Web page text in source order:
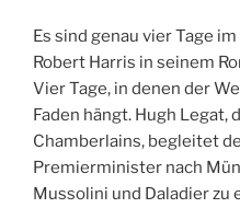
Es sind genau vier Tage
Robert Harris in seinem
Vier Tage, in denen der
Faden hängt. Hugh Legat,
Chamberlains, begleitet
Premierminister nach
Mussolini und Daladier zu